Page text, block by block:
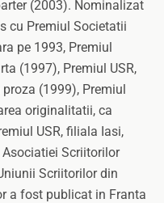
(2003). Nominalizat
cu Premiul Societatii
pe 1993, Premiul
(1997), Premiul USR,
(1999), Premiul
originalitatii, ca
USR, filiala Iasi,
Scriitorilor
Scriitorilor din
a fost publicat in Franta